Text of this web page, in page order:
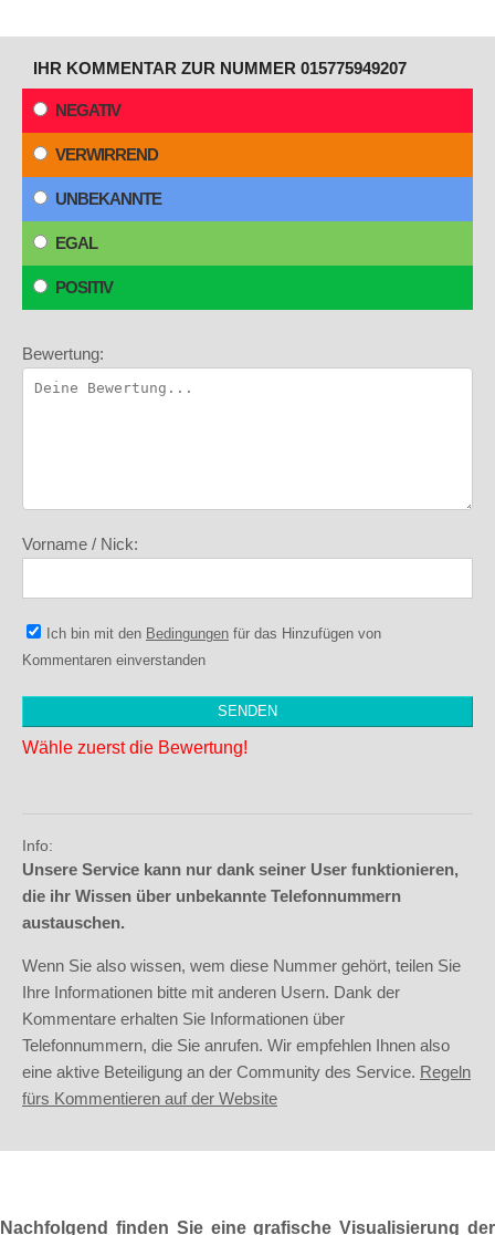
IHR KOMMENTAR ZUR NUMMER 015775949207
NEGATIV
VERWIRREND
UNBEKANNTE
EGAL
POSITIV
Bewertung:
Vorname / Nick:
Ich bin mit den Bedingungen für das Hinzufügen von
Kommentaren einverstanden
Wähle zuerst die Bewertung!
Info:
Unsere Service kann nur dank seiner User funktionieren,
die ihr Wissen über unbekannte Telefonnummern
austauschen.
Wenn Sie also wissen, wem diese Nummer gehört, teilen Sie
Ihre Informationen bitte mit anderen Usern. Dank der
Kommentare erhalten Sie Informationen über
Telefonnummern, die Sie anrufen. Wir empfehlen Ihnen also
eine aktive Beteiligung an der Community des Service. Regeln
fürs Kommentieren auf der Website
Nachfolgend finden Sie eine grafische Visualisierung der